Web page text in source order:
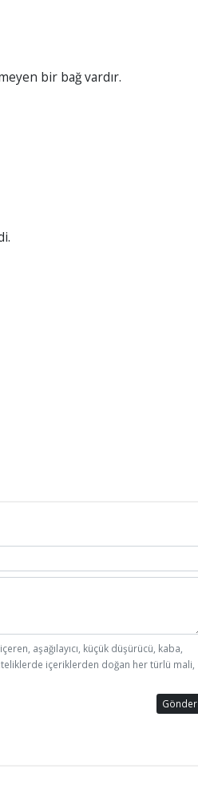
bir bağ vardır.
aşağılayıcı, küçük düşürücü, kaba,
içeriklerden doğan her türlü mali,
Gönder